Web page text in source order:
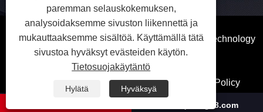
Copyright © 2023 Dongguan Qihang Electronic Technology
Co.,Ltd. Kaikki oikeudet pidätetään.
RSS XML Privacy Policy
paremman selauskokemuksen,
analysoidaksemme sivuston liikennettä ja
mukauttaaksemme sisältöä. Käyttämällä tätä
sivustoa hyväksyt evästeiden käytön.
Tietosuojakäytäntö
Hylätä
Hyväksyä
hlx@qihang18.com